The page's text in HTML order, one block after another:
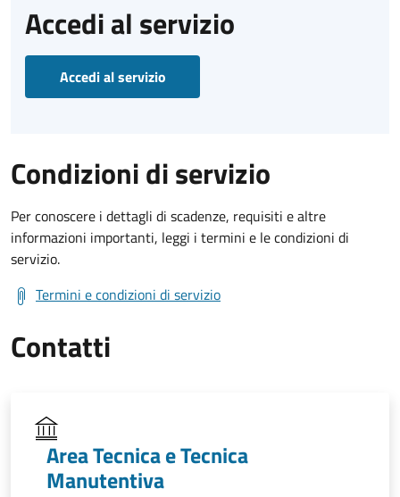
Accedi al servizio
Accedi al servizio
Condizioni di servizio
Per conoscere i dettagli di scadenze, requisiti e altre
informazioni importanti, leggi i termini e le condizioni di
servizio.
Termini e condizioni di servizio
Contatti
Area Tecnica e Tecnica
Manutentiva